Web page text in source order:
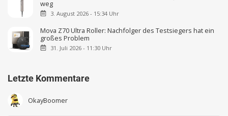
weg
3. August 2026 - 15:34 Uhr
Mova Z70 Ultra Roller: Nachfolger des Testsiegers hat ein
großes Problem
31. Juli 2026 - 11:30 Uhr
Letzte Kommentare
OkayBoomer